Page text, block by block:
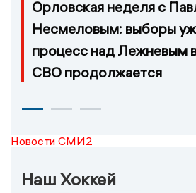
Орловская неделя с
Несмеловым: выборы
процесс над Лежневым
СВО продолжается
Новости СМИ2
Наш Хоккей